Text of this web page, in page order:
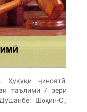
Ҳуқуқи ҷиноятӣ:
таълимӣ / зери
Шоҳин-С.,